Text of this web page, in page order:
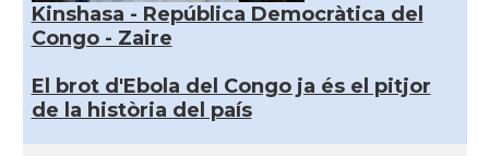
Kinshasa - República Democràtica del
Congo - Zaire
El brot d'Ebola del Congo ja és el pitjor
de la història del país